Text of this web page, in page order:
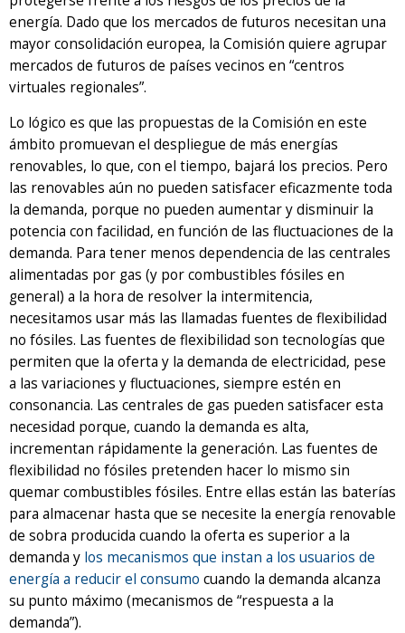
energía. Dado que los mercados de futuros necesitan una
mayor consolidación europea, la Comisión quiere agrupar
mercados de futuros de países vecinos en “centros
virtuales regionales”.
Lo lógico es que las propuestas de la Comisión en este
ámbito promuevan el despliegue de más energías
renovables, lo que, con el tiempo, bajará los precios. Pero
las renovables aún no pueden satisfacer eficazmente toda
la demanda, porque no pueden aumentar y disminuir la
potencia con facilidad, en función de las fluctuaciones de la
demanda. Para tener menos dependencia de las centrales
alimentadas por gas (y por combustibles fósiles en
general) a la hora de resolver la intermitencia,
necesitamos usar más las llamadas fuentes de flexibilidad
no fósiles. Las fuentes de flexibilidad son tecnologías que
permiten que la oferta y la demanda de electricidad, pese
a las variaciones y fluctuaciones, siempre estén en
consonancia. Las centrales de gas pueden satisfacer esta
necesidad porque, cuando la demanda es alta,
incrementan rápidamente la generación. Las fuentes de
flexibilidad no fósiles pretenden hacer lo mismo sin
quemar combustibles fósiles. Entre ellas están las baterías
para almacenar hasta que se necesite la energía renovable
de sobra producida cuando la oferta es superior a la
demanda y los mecanismos que instan a los usuarios de
energía a reducir el consumo cuando la demanda alcanza
su punto máximo (mecanismos de “respuesta a la
demanda”).